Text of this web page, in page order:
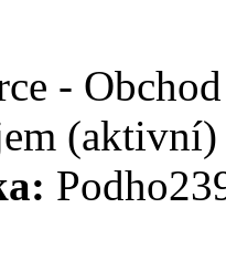
- Obchod
(aktivní)